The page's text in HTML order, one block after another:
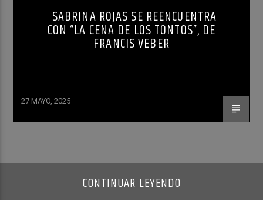
SABRINA ROJAS SE REENCUENTRA
CON “LA CENA DE LOS TONTOS”, DE
FRANCIS VEBER
27 MAYO, 2025
CONTINUAR LEYENDO